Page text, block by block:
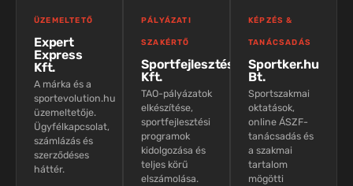
ÜZEMELTETŐ
Expert
Express
Kft.
A márka és a
sportevolution.hu
üzemeltetője.
Ügyfélkapcsolat,
számlázás és
szerződéses
háttér.
PÁLYÁZATI
SZAKÉRTŐ
Sportfejlesztés
Kft.
TAO-pályázatok
elkészítése,
sportfejlesztési
programok
kidolgozása és
teljes körű
elszámolása.
KÉPZÉS &
TANÁCSADÁS
Sportker.hu
Bt.
Sportszakmai
oktatások,
online ÁSZF-
tanácsadás és
a szakmai
tartalom
mögötti